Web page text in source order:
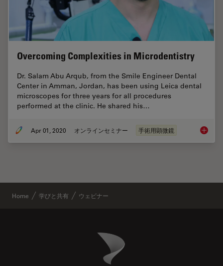
Overcoming Complexities in Microdentistry
Dr. Salam Abu Arqub, from the Smile Engineer Dental
Center in Amman, Jordan, has been using Leica dental
microscopes for three years for all procedures
performed at the clinic. He shared his…
Apr 01, 2020 オンラインセミナー 手術用顕微鏡
Home 学びと共有 ウェビナー
Danaher Logo